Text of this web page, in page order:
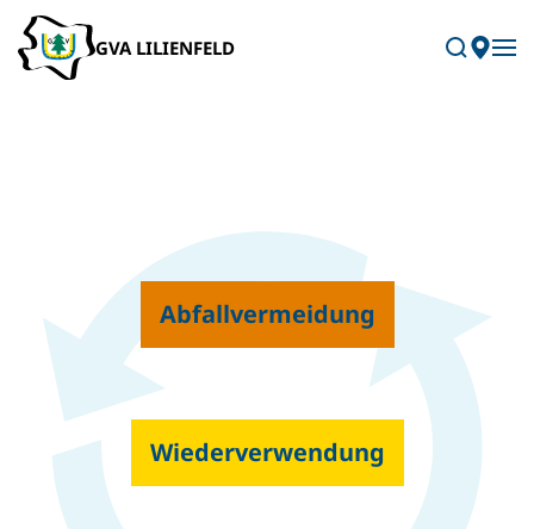
Skip to main content
Abfallvermeidung
Wiederverwendung
Zu allen Beiträgen